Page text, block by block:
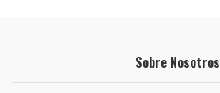
Sobre Nosotros